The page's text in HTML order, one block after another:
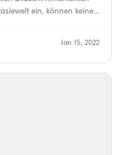
ein, können keine…
Jan 15, 2022